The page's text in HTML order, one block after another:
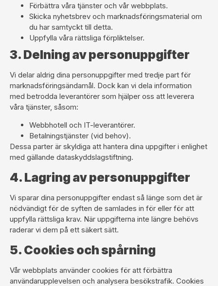
Förbättra våra tjänster och vår webbplats.
Skicka nyhetsbrev och marknadsföringsmaterial om
du har samtyckt till detta.
Uppfylla våra rättsliga förpliktelser.
3. Delning av personuppgifter
Vi delar aldrig dina personuppgifter med tredje part för
marknadsföringsändamål. Dock kan vi dela information
med betrodda leverantörer som hjälper oss att leverera
våra tjänster, såsom:
Webbhotell och IT-leverantörer.
Betalningstjänster (vid behov).
Dessa parter är skyldiga att hantera dina uppgifter i enlighet
med gällande dataskyddslagstiftning.
4. Lagring av personuppgifter
Vi sparar dina personuppgifter endast så länge som det är
nödvändigt för de syften de samlades in för eller för att
uppfylla rättsliga krav. När uppgifterna inte längre behövs
raderar vi dem på ett säkert sätt.
5. Cookies och spårning
Vår webbplats använder cookies för att förbättra
användarupplevelsen och analysera besökstrafik. Cookies